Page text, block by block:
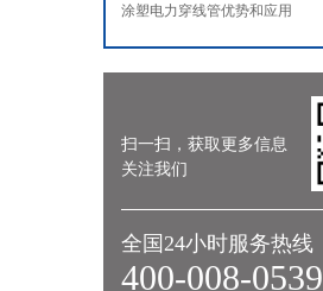
涂塑电力穿线管优势和应用
扫一扫，获取更多信息
关注我们
全国24小时服务热线
400-008-0539